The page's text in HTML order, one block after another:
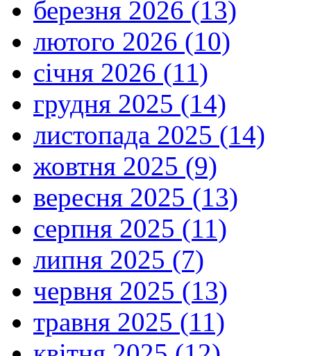
березня 2026 (13)
лютого 2026 (10)
січня 2026 (11)
грудня 2025 (14)
листопада 2025 (14)
жовтня 2025 (9)
вересня 2025 (13)
серпня 2025 (11)
липня 2025 (7)
червня 2025 (13)
травня 2025 (11)